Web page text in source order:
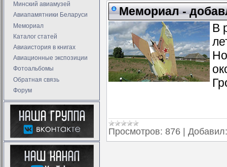
Минский авиамузей
Авиапамятники Беларуси
Мемориал
Каталог статей
Авиаистория в книгах
Авиационные экспозиции
Фотоальбомы
Обратная связь
Форум
Мемориал -
В
Просмотров: 876 Добавил: